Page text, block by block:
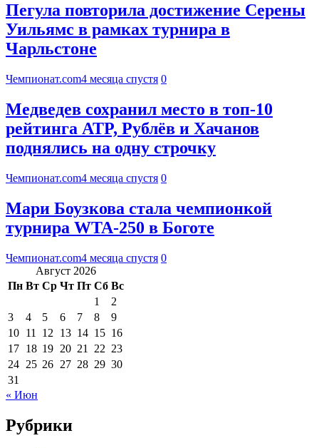
Пегула повторила достижение Серены
Уильямс в рамках турнира в
Чарльстоне
Чемпионат.com4 месяца спустя 0
Медведев сохранил место в топ-10
рейтинга ATP, Рублёв и Хачанов
поднялись на одну строчку
Чемпионат.com4 месяца спустя 0
Мари Боузкова стала чемпионкой
турнира WTA-250 в Боготе
Чемпионат.com4 месяца спустя 0
Август 2026
Пн Вт Ср Чт Пт Сб Вс
1
2
3
4 5 6 7 8
9
10 11 12 13 14 15 16
17 18 19 20 21 22 23
24 25 26 27 28 29 30
31
« Июн
Рубрики